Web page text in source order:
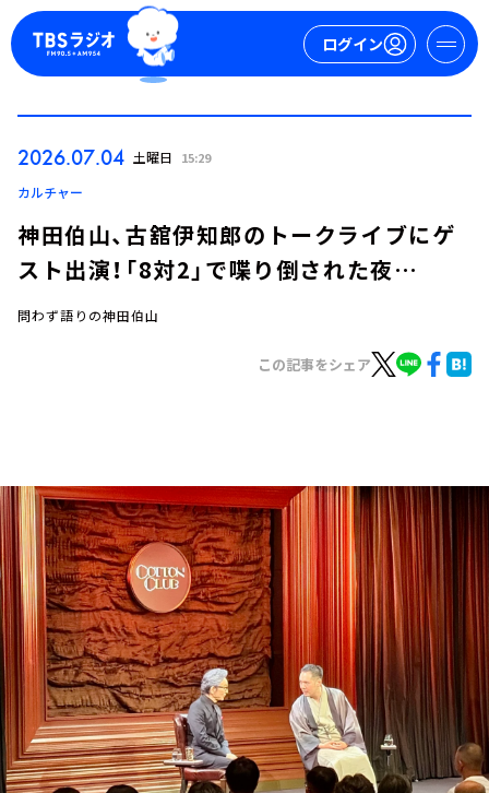
ログイン
お知らせ
イベント・グッズ
YouTube
会社情報
2026.07.04 土曜日 15:29
カルチャー
神田伯山、古舘伊知郎のトークライブにゲ
スト出演！「8対2」で喋り倒された夜…
問わず語りの神田伯山
この記事をシェア